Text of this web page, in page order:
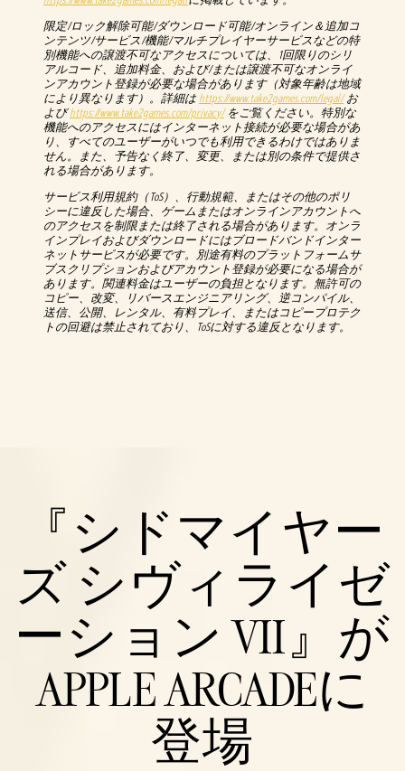
限定/ロック解除可能/ダウンロード可能/オンライン＆追加コ
ンテンツ/サービス/機能/マルチプレイヤーサービスなどの特
別機能への譲渡不可なアクセスについては、1回限りのシリ
アルコード、追加料金、および/または譲渡不可なオンライ
ンアカウント登録が必要な場合があります（対象年齢は地域
により異なります）。詳細はhttps://www.take2games.com/legal/お
よびhttps://www.take2games.com/privacy/をご覧ください。特別な
機能へのアクセスにはインターネット接続が必要な場合があ
り、すべてのユーザーがいつでも利用できるわけではありま
せん。また、予告なく終了、変更、または別の条件で提供さ
れる場合があります。
サービス利用規約（ToS）、行動規範、またはその他のポリ
シーに違反した場合、ゲームまたはオンラインアカウントへ
のアクセスを制限または終了される場合があります。オンラ
インプレイおよびダウンロードにはブロードバンドインター
ネットサービスが必要です。別途有料のプラットフォームサ
ブスクリプションおよびアカウント登録が必要になる場合が
あります。関連料金はユーザーの負担となります。無許可の
コピー、改変、リバースエンジニアリング、逆コンパイル、
送信、公開、レンタル、有料プレイ、またはコピープロテク
トの回避は禁止されており、ToSに対する違反となります。
『シドマイヤー
ズ シヴィライゼ
ーション VII』が
APPLE ARCADEに
登場